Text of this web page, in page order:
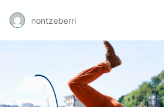
nontzeberri